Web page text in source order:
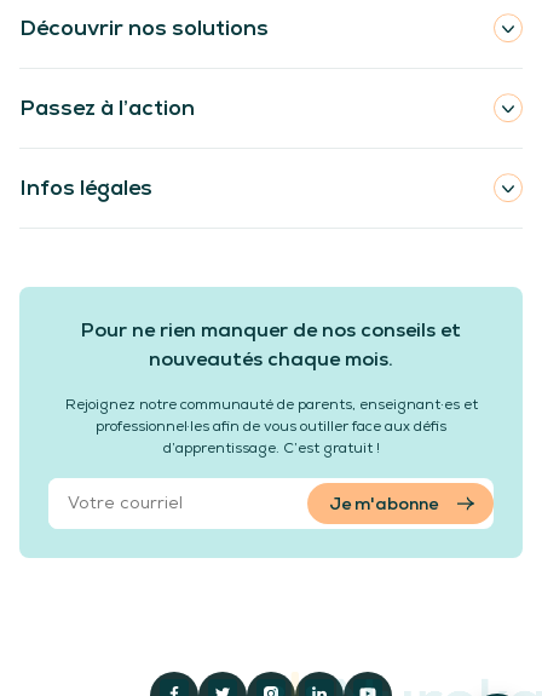
Découvrir nos solutions
Passez à l’action
Infos légales
Pour ne rien manquer de nos conseils et
nouveautés chaque mois.
Rejoignez notre communauté de parents, enseignant·es et
professionnel·les afin de vous outiller face aux défis
d’apprentissage. C’est gratuit !
Je m'abonne